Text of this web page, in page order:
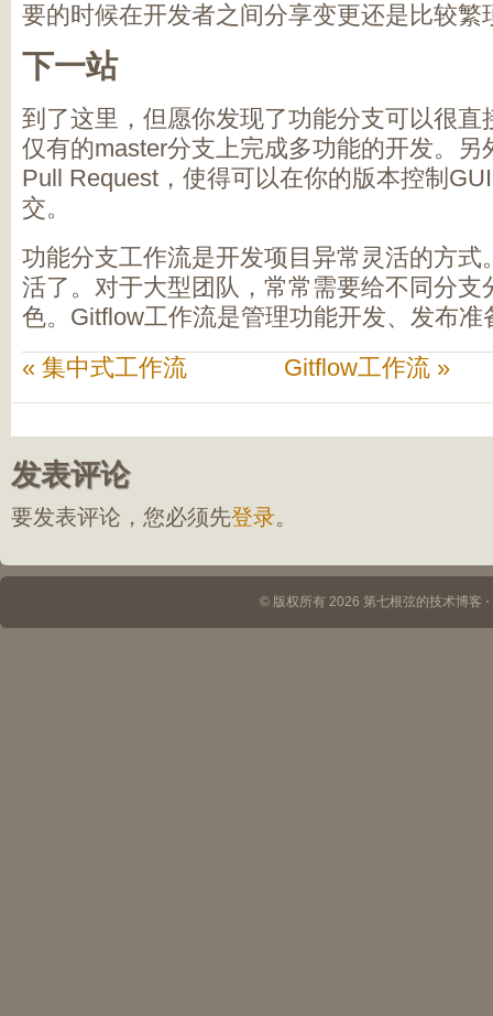
要的时候在开发者之间分享变更还是比较繁
下一站
到了这里，但愿你发现了功能分支可以很直
仅有的master分支上完成多功能的开发。另
Pull Request，使得可以在你的版本控制
交。
功能分支工作流是开发项目异常灵活的方式
活了。对于大型团队，常常需要给不同分支
色。Gitflow工作流是管理功能开发、发布
« 集中式工作流
Gitflow工作流 »
发表评论
要发表评论，您必须先登录。
© 版权所有 2026 第七根弦的技术博客